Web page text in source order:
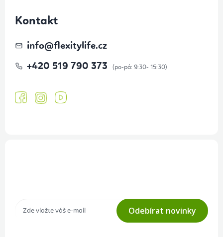
Kontakt
info@flexitylife.cz
+420 519 790 373
Odebírat novinky